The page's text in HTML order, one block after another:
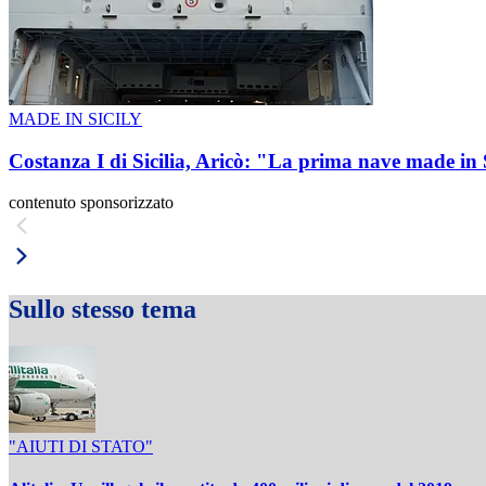
MADE IN SICILY
Costanza I di Sicilia, Aricò: "La prima nave made in
contenuto sponsorizzato
Sullo stesso tema
"AIUTI DI STATO"